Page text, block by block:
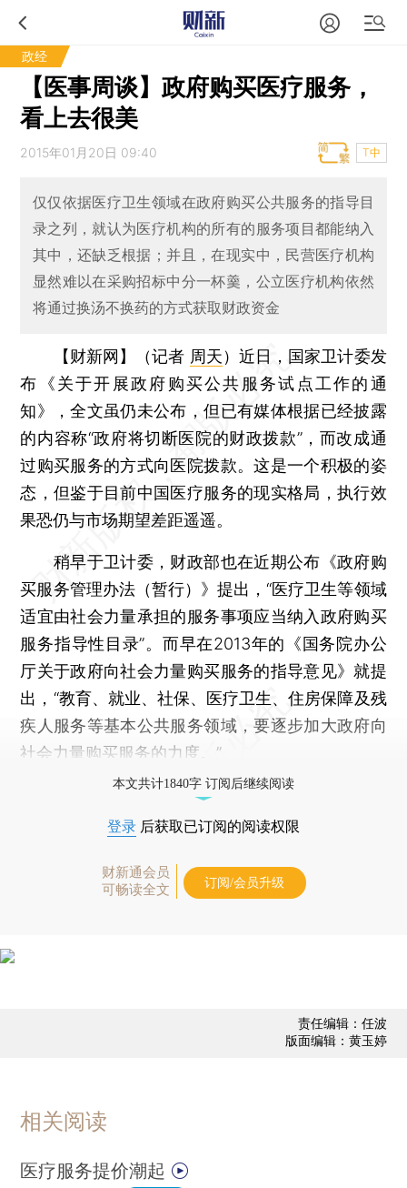
政经
【医事周谈】政府购买医疗服务，
看上去很美
2015年01月20日 09:40 T中
仅仅依据医疗卫生领域在政府购买公共服务的指导目
录之列，就认为医疗机构的所有的服务项目都能纳入
其中，还缺乏根据；并且，在现实中，民营医疗机构
显然难以在采购招标中分一杯羹，公立医疗机构依然
将通过换汤不换药的方式获取财政资金
【财新网】（记者 周天） 近日，国家卫计委发
布《关于开展政府购买公共服务试点工作的通
知》，全文虽仍未公布，但已有媒体根据已经披露
的内容称“政府将切断医院的财政拨款”，而改成通
过购买服务的方式向医院拨款。这是一个积极的姿
态，但鉴于目前中国医疗服务的现实格局，执行效
果恐仍与市场期望差距遥遥。
稍早于卫计委，财政部也在近期公布《政府购
买服务管理办法（暂行）》提出，“医疗卫生等领域
适宜由社会力量承担的服务事项应当纳入政府购买
服务指导性目录”。而早在2013年的《国务院办公
厅关于政府向社会力量购买服务的指导意见》就提
出，“教育、就业、社保、医疗卫生、住房保障及残
疾人服务等基本公共服务领域，要逐步加大政府向
社会力量购买服务的力度。”
本文共计1840字 订阅后继续阅读
登录 后获取已订阅的阅读权限
财新通会员
可畅读全文
订阅/会员升级
责任编辑：任波
版面编辑：黄玉婷
相关阅读
医疗服务提价潮起